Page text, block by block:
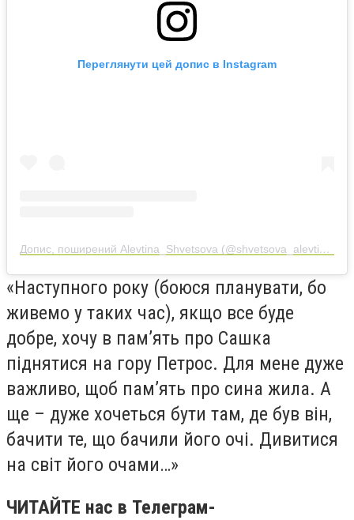
Переглянути цей допис в Instagram
Допис, поширений Alevtina_Shvetsova (@shvetsova_alevtina)
«Наступного року (боюся планувати, бо
живемо у таких час), якщо все буде
добре, хочу в пам’ять про Сашка
піднятися на гору Петрос. Для мене дуже
важливо, щоб пам’ять про сина жила. А
ще – дуже хочеться бути там, де був він,
бачити те, що бачили його очі. Дивитися
на світ його очами…»
ЧИТАЙТЕ нас в Телеграм-